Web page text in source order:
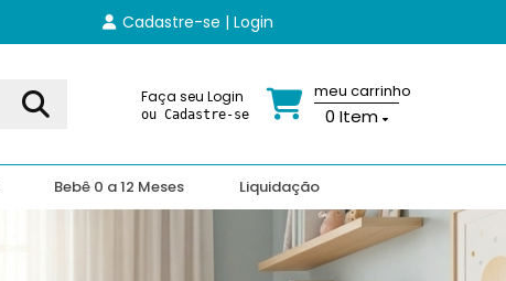
Cadastre-se | Login
Faça seu Login
ou Cadastre-se
meu carrinho
0 Item
Bebê 0 a 12 Meses Liquidação